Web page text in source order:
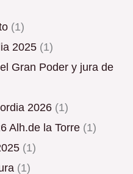
(1)
2025 (1)
2026 (1)
Alh.de la Torre (1)
(1)
(1)